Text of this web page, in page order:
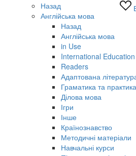
Назад
Англійська мова
Назад
Англійська мова
in Use
International Education
Readers
Адаптована
Граматика та практика
Ділова мова
Ігри
Інше
Країнознавство
Методичні матеріали
Навчальні курси